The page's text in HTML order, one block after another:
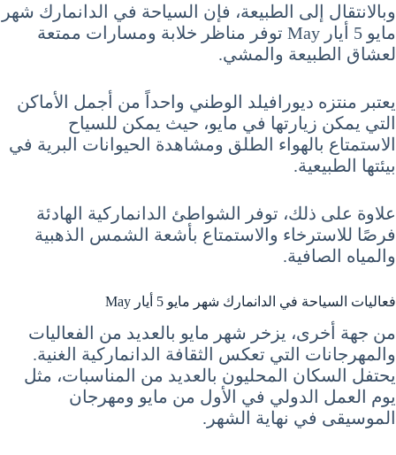
وبالانتقال إلى الطبيعة، فإن السياحة في الدانمارك شهر
مايو 5 أيار May توفر مناظر خلابة ومسارات ممتعة
لعشاق الطبيعة والمشي.
يعتبر منتزه ديورافيلد الوطني واحداً من أجمل الأماكن
التي يمكن زيارتها في مايو، حيث يمكن للسياح
الاستمتاع بالهواء الطلق ومشاهدة الحيوانات البرية في
بيئتها الطبيعية.
علاوة على ذلك، توفر الشواطئ الدانماركية الهادئة
فرصًا للاسترخاء والاستمتاع بأشعة الشمس الذهبية
والمياه الصافية.
فعاليات السياحة في الدانمارك شهر مايو 5 أيار May
من جهة أخرى، يزخر شهر مايو بالعديد من الفعاليات
والمهرجانات التي تعكس الثقافة الدانماركية الغنية.
يحتفل السكان المحليون بالعديد من المناسبات، مثل
يوم العمل الدولي في الأول من مايو ومهرجان
الموسيقى في نهاية الشهر.